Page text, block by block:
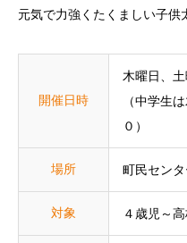
元気で力強くたくましい子供
開催日時
木曜日、
（中学生
０）
場所 町民セン
対象 ４歳児～